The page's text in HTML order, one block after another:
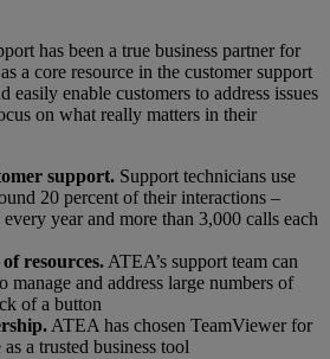
has been a true business partner for
a core resource in the customer support
easily enable customers to address issues
on what really matters in their
support. Support technicians use
20 percent of their interactions –
every year and more than 3,000 calls each
resources. ATEA’s support team can
manage and address large numbers of
of a button
ATEA has chosen TeamViewer for
a trusted business tool